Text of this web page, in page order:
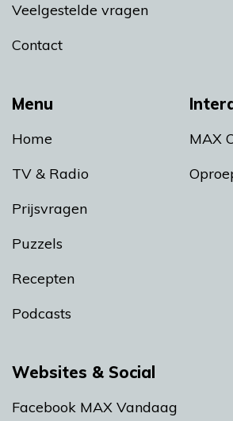
Menu
Home
TV & Radio
Prijsvragen
Puzzels
Recepten
Podcasts
MAX
Veelgestelde vragen
Contact
Websites & Social
Facebook MAX Vandaag